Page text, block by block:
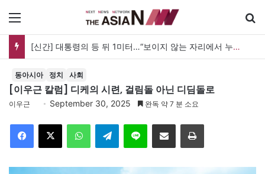
메뉴
[신간] 대통령의 등 뒤 1미터…“보이지 않는 자리에서 누구를 지킨다는 것”
동아시아 정치 사회
[이우근 칼럼] 디케의 시련, 걸림돌 아닌 디딤돌로
이우근 September 30, 2025 완독 약 7 분 소요
Facebook
X WhatsAppTelegramLine 이메일 인쇄